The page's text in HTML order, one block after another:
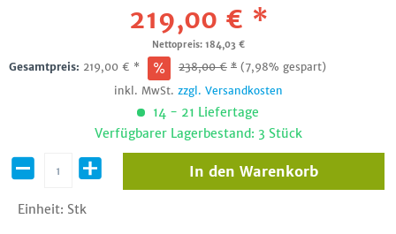
219,00 € *
Nettopreis: 184,03 €
Gesamtpreis: 219,00 € * 238,00€ * (7,98% gespart)
inkl. MwSt. zzgl. Versandkosten
14 - 21 Liefertage
Verfügbarer Lagerbestand: 3 Stück
Einheit: Stk
In den Warenkorb